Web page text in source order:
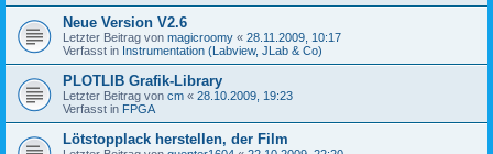
Neue Version V2.6
Letzter Beitrag von magicroomy « 28.11.2009, 10:17
Verfasst in Instrumentation (Labview, JLab & Co)
PLOTLIB Grafik-Library
Letzter Beitrag von cm « 28.10.2009, 19:23
Verfasst in FPGA
Lötstopplack herstellen, der Film